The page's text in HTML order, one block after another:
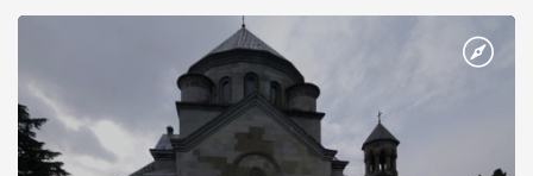
Херсонесі Володимир-язичник, став Василем-християнином.
А потім було Хрещення Русі. На честь Херсонесу Таврійського